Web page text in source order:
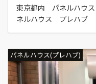
東京都内 パネルハウ
ネルハウス プレハブ
パネルハウス(プレハブ)